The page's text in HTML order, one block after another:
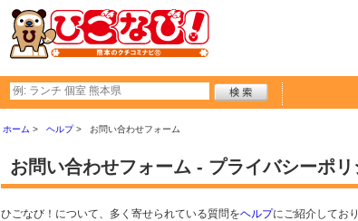
ホーム ヘルプ お問い合わせフォーム
お問い合わせフォーム - プライバシーポ
ひごなび！について、多く寄せられている質問をヘルプにご紹介しており